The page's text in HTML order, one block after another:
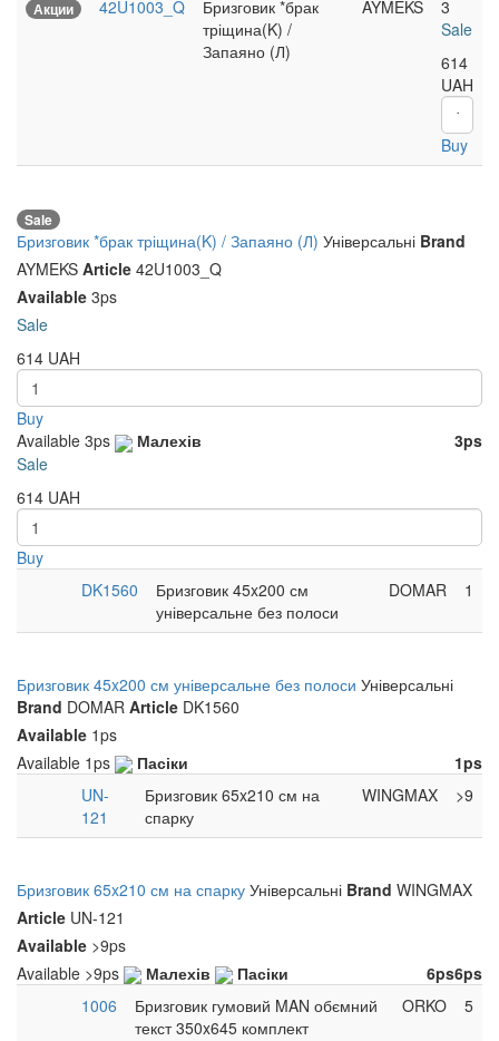
Акции 42U1003_Q
Бризговик *брак
тріщина(K) /
Запаяно (Л)
AYMEKS
3
Sale
614
UAH
Buy
Sale
Бризговик *брак тріщина(K) / Запаяно (Л) Універсальні Brand
AYMEKS Article 42U1003_Q
Available 3ps
Sale
614 UAH
Buy
Available 3ps Малехів
3ps
Sale
614 UAH
Buy
DK1560
Бризговик 45x200 см
універсальне без полоси
DOMAR 1
Бризговик 45x200 см універсальне без полоси Універсальні
Brand DOMAR Article DK1560
Available 1ps
Available 1ps Пасіки
1ps
UN-
121
Бризговик 65x210 см на
спарку
WINGMAX >9
Бризговик 65x210 см на спарку Універсальні Brand WINGMAX
Article UN-121
Available >9ps
Available >9ps Малехів 6ps
Пасіки
6ps
1006
Бризговик гумовий MAN обємний
текст 350x645 комплект
ORKO 5